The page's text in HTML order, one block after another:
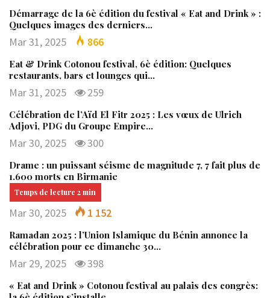
Démarrage de la 6è édition du festival « Eat and Drink » :
Quelques images des derniers…
Mar 31, 2025 866
Eat & Drink Cotonou festival, 6è édition: Quelques
restaurants, bars et lounges qui…
Mar 31, 2025 259
Célébration de l’Aïd El Fitr 2025 : Les vœux de Ulrich
Adjovi, PDG du Groupe Empire…
Mar 30, 2025 300
Drame : un puissant séisme de magnitude 7, 7 fait plus de
1.600 morts en Birmanie
Mar 30, 2025 1 152
Ramadan 2025 : l’Union Islamique du Bénin annonce la
célébration pour ce dimanche 30…
Mar 29, 2025 398
« Eat and Drink » Cotonou festival au palais des congrès: